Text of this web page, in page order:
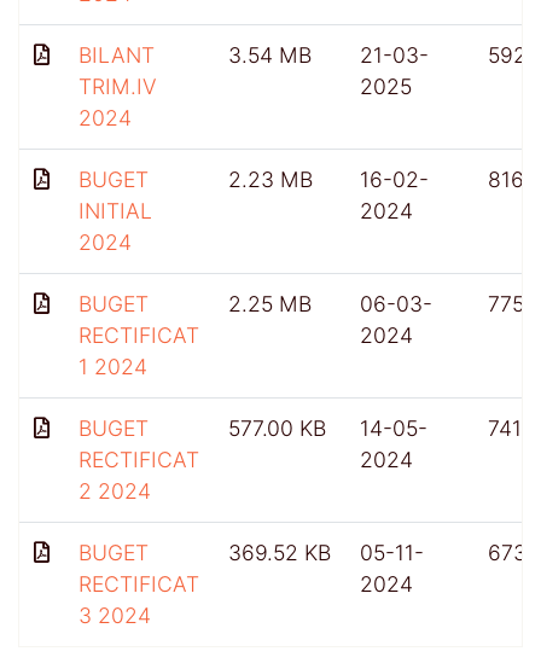
BILANT
TRIM.IV
2024
3.54 MB
21-03-
2025
592
BUGET
INITIAL
2024
2.23 MB
16-02-
2024
816
BUGET
RECTIFICAT
1 2024
2.25 MB
06-03-
2024
775
BUGET
RECTIFICAT
2 2024
577.00 KB
14-05-
2024
741
BUGET
RECTIFICAT
3 2024
369.52 KB
05-11-
2024
673